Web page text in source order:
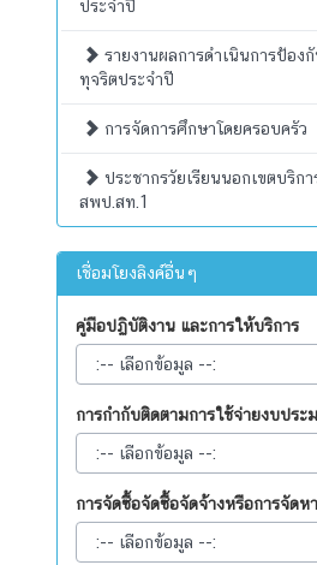
ประจำปี
รายงานผลการดำเนินการป้อง
ทุจริตประจำปี
การจัดการศึกษาโดยครอบครัว
ประชากรวัยเรียนนอกเขตบริกา
สพป.สท.1
เชื่อมโยงลิงค์อื่นๆ
คู่มือปฏิบัติงาน และการให้บริการ
การกำกับติดตามการใช้จ่ายงบประ
การจัดซื้อจัดซื้อจัดจ้างหรือการจัดห